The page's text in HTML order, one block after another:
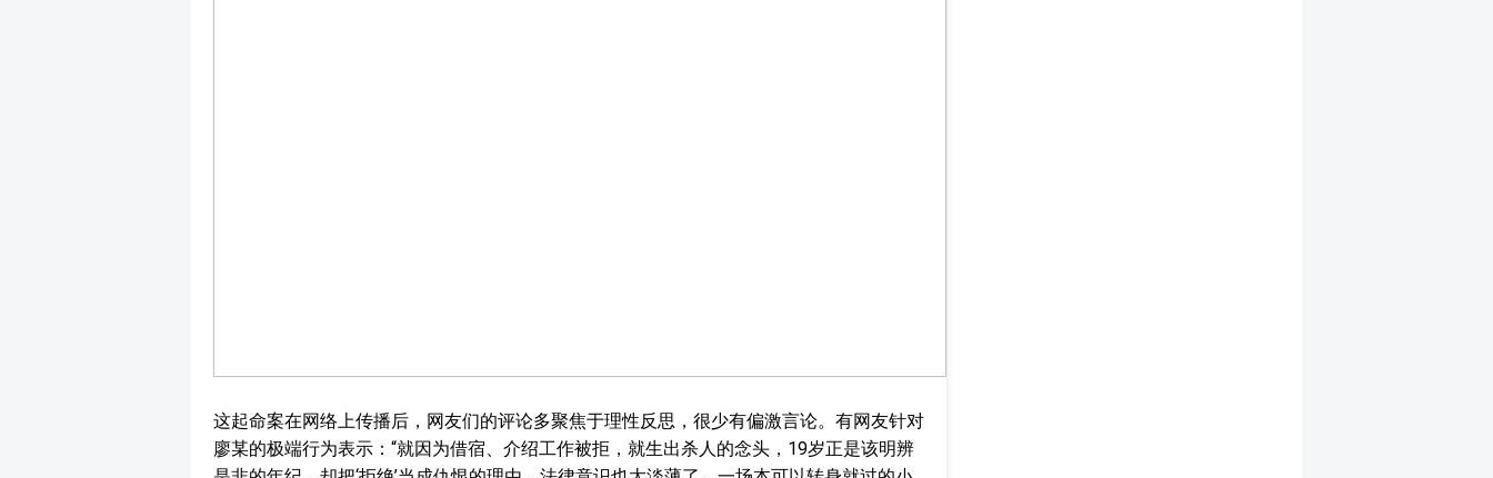
这起命案在网络上传播后，网友们的评论多聚焦于理性反思，很少有偏激言论。有网友针对
廖某的极端行为表示：“就因为借宿、介绍工作被拒，就生出杀人的念头，19岁正是该明辨